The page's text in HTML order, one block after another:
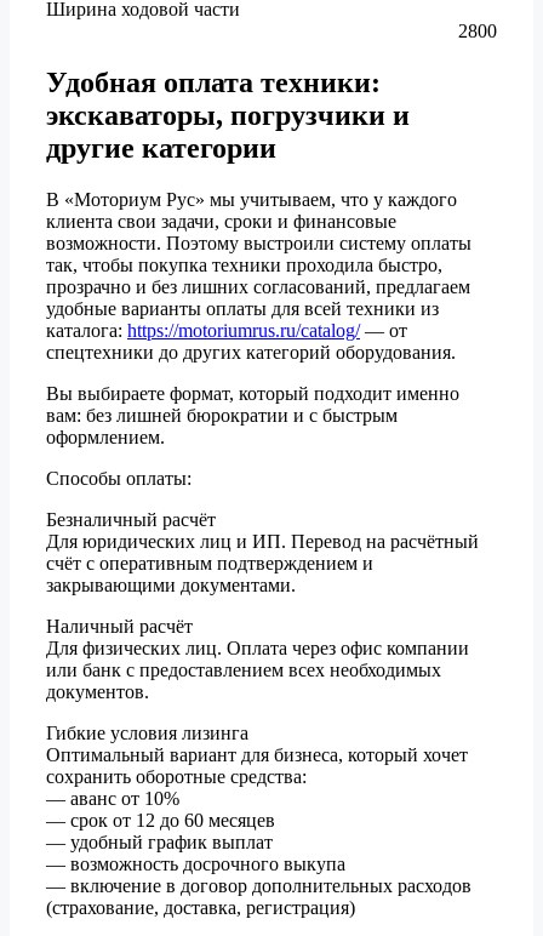
Ширина ходовой части
2800
Удобная оплата техники:
экскаваторы, погрузчики и
другие категории
В «Моториум Рус» мы учитываем, что у каждого
клиента свои задачи, сроки и финансовые
возможности. Поэтому выстроили систему оплаты
так, чтобы покупка техники проходила быстро,
прозрачно и без лишних согласований, предлагаем
удобные варианты оплаты для всей техники из
каталога: https://motoriumrus.ru/catalog/— от
спецтехники до других категорий оборудования.
Вы выбираете формат, который подходит именно
вам: без лишней бюрократии и с быстрым
оформлением.
Способы оплаты:
Безналичный расчёт
Для юридических лиц и ИП. Перевод на расчётный
счёт с оперативным подтверждением и
закрывающими документами.
Наличный расчёт
Для физических лиц. Оплата через офис компании
или банк с предоставлением всех необходимых
документов.
Гибкие условия лизинга
Оптимальный вариант для бизнеса, который хочет
сохранить оборотные средства:
— аванс от 10%
— срок от 12 до 60 месяцев
— удобный график выплат
— возможность досрочного выкупа
— включение в договор дополнительных расходов
(страхование, доставка, регистрация)